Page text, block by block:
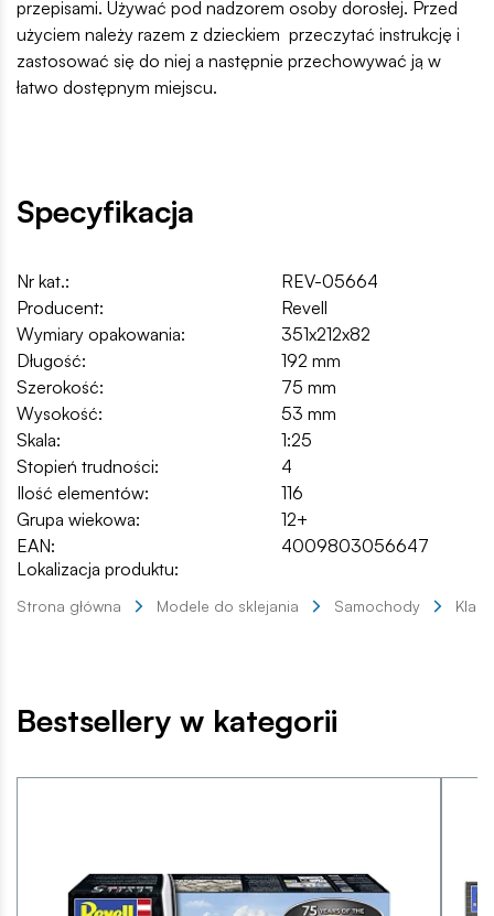
przepisami. Używać pod nadzorem osoby dorosłej. Przed
użyciem należy razem z dzieckiem przeczytać instrukcję i
zastosować się do niej a następnie przechowywać ją w
łatwo dostępnym miejscu.
Specyfikacja
Nr kat.:
REV-05664
Producent:
Revell
Wymiary opakowania:
351x212x82
Długość:
192 mm
Szerokość:
75 mm
Wysokość:
53 mm
Skala:
1:25
Stopień trudności:
4
Ilość elementów:
116
Grupa wiekowa:
12+
EAN:
4009803056647
Lokalizacja produktu:
Strona główna Modele do sklejania Samochody
Bestsellery w kategorii